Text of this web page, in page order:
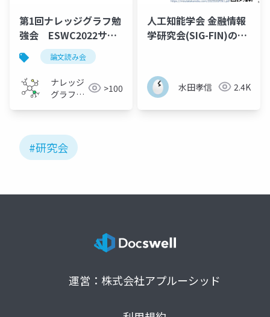
第1回ナレッジグラフ勉
強会 ESWC2022サー
ベイ会 論文読み会
ナレッジ
グラフ若
>100
人工知能学会 金融情報
学研究会(SIG-FIN)の歴
水田孝信 2.4K
#研究会
運営：株式会社アプルーシッド